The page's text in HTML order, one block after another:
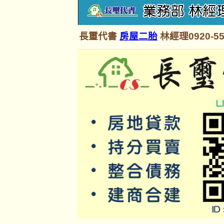
長璽代書 房屋二胎 林經理0920-